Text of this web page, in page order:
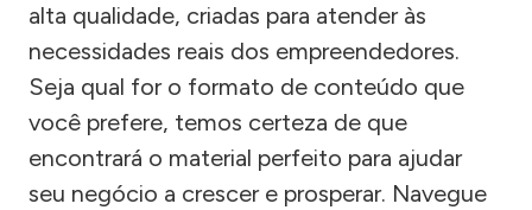
alta qualidade, criadas para atender às
necessidades reais dos empreendedores.
Seja qual for o formato de conteúdo que
você prefere, temos certeza de que
encontrará o material perfeito para ajudar
seu negócio a crescer e prosperar. Navegue